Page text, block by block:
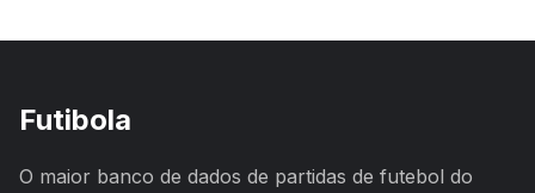
Futibola
O maior banco de dados de partidas de futebol do